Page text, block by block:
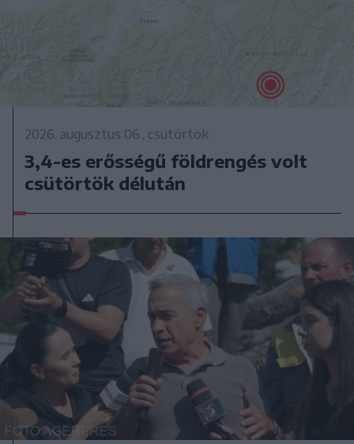
2026. augusztus 06., csütörtök
3,4-es erősségű földrengés volt
csütörtök délután